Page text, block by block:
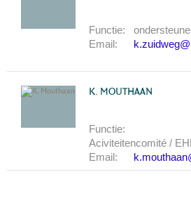
Functie:
Email:
K. MOUTHAAN
Functie:
Aciviteitencomité /
Email: